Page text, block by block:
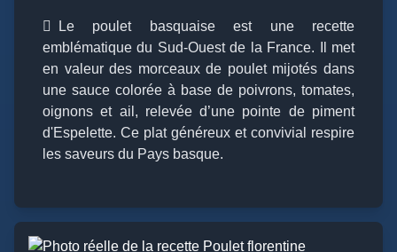
Le poulet basquaise est une recette
emblématique du Sud-Ouest de la France. Il met
en valeur des morceaux de poulet mijotés dans
une sauce colorée à base de poivrons, tomates,
oignons et ail, relevée d’une pointe de piment
d'Espelette. Ce plat généreux et convivial respire
les saveurs du Pays basque.